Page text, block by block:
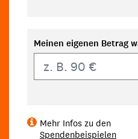
Meinen eigenen Betrag
Mehr Infos zu den
Spendenbeispielen